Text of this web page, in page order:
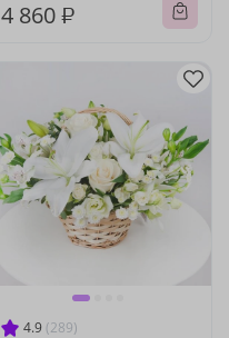
4 860 ₽
4.9 (289)